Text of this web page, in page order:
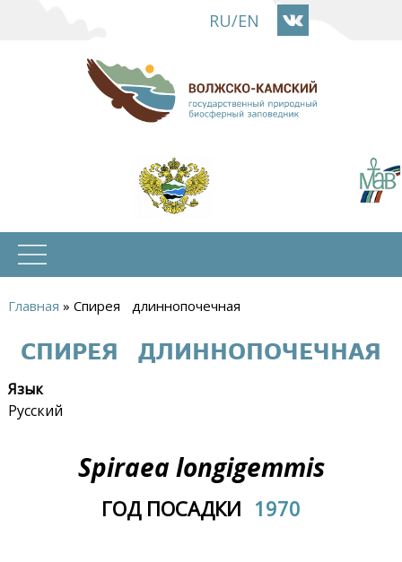
основному
содержанию
RU/EN
здесь
Главная » Спирея длиннопочечная
СПИРЕЯ ДЛИННОПОЧЕЧНАЯ
Язык
Русский
Spiraea longigemmis
ГОД ПОСАДКИ 1970